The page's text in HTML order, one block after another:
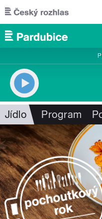
Přejít k hlavnímu obsahu
Jídlo Program